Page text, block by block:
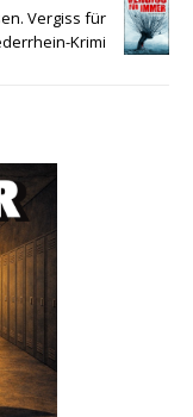
Vergiss für
Krimi